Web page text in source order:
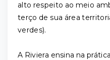
alto respeito ao meio
terço de sua área
verdes).
A Riviera ensina na